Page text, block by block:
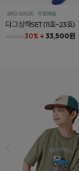
다그상하SET(11호~23호)
47,800원30% ↓ 33,500원